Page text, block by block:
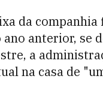
da companhia
anterior, se
a
na casa de